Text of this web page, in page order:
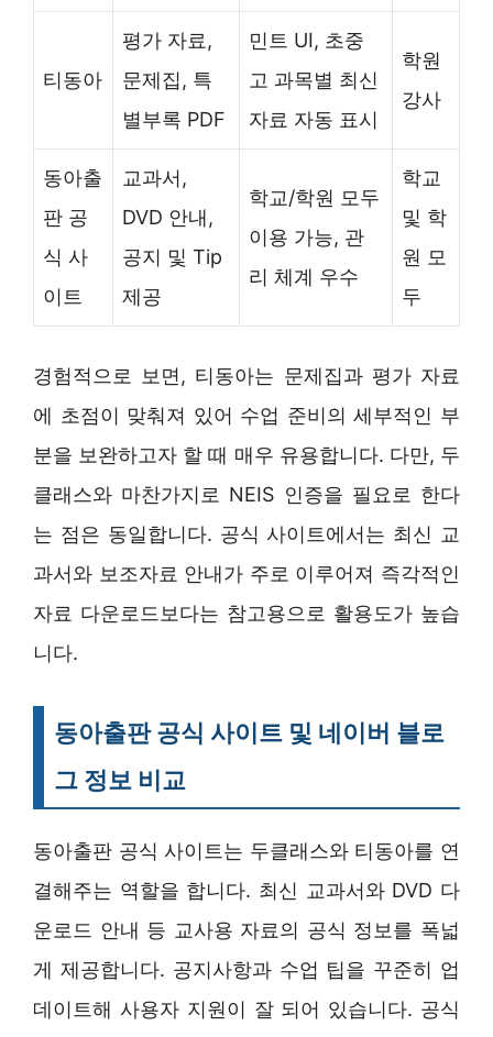
티동아
평가 자료,
문제집, 특
별부록 PDF
민트 UI, 초중
고 과목별 최신
자료 자동 표시
학원
강사
동아출
판 공
식 사
이트
교과서,
DVD 안내,
공지 및 Tip
제공
학교/학원 모두
이용 가능, 관
리 체계 우수
학교
및 학
원 모
두
경험적으로 보면, 티동아는 문제집과 평가 자료
에 초점이 맞춰져 있어 수업 준비의 세부적인 부
분을 보완하고자 할 때 매우 유용합니다. 다만, 두
클래스와 마찬가지로 NEIS 인증을 필요로 한다
는 점은 동일합니다. 공식 사이트에서는 최신 교
과서와 보조자료 안내가 주로 이루어져 즉각적인
자료 다운로드보다는 참고용으로 활용도가 높습
니다.
동아출판 공식 사이트 및 네이버 블로
그 정보 비교
동아출판 공식 사이트는 두클래스와 티동아를 연
결해주는 역할을 합니다. 최신 교과서와 DVD 다
운로드 안내 등 교사용 자료의 공식 정보를 폭넓
게 제공합니다. 공지사항과 수업 팁을 꾸준히 업
데이트해 사용자 지원이 잘 되어 있습니다. 공식